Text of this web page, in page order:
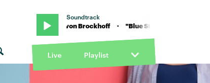
Soundtrack
von Brockhoff · "Blue Star" von Brockhoff
Live Playlist